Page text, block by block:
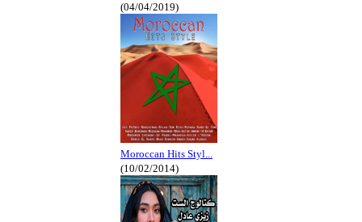
(04/04/2019)
Moroccan Hits Styl...
(10/02/2014)